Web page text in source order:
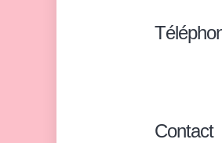
Contact